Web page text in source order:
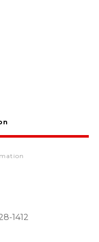
1412